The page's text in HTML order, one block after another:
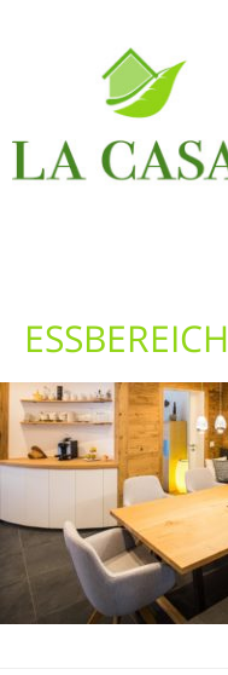
ESSBEREICH